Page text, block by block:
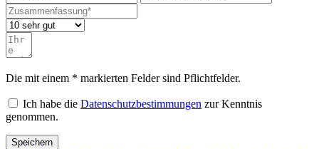
Die mit einem * markierten Felder sind Pflichtfelder.
Ich habe die Datenschutzbestimmungen zur Kenntnis
genommen.
Speichern